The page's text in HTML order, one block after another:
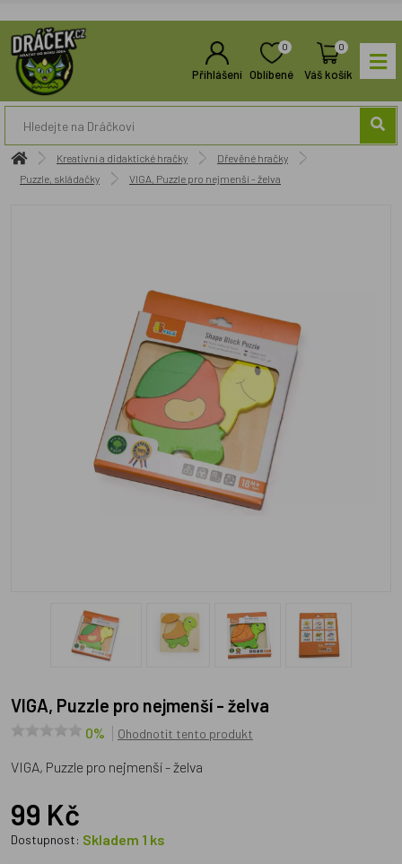
Přihlášení
0
Oblíbené
0
Váš košík
Kreativní a didaktické hračky
Dřevěné hračky
Puzzle, skládačky
VIGA, Puzzle pro nejmenší - želva
VIGA, Puzzle pro nejmenší - želva
0% Ohodnotit tento produkt
VIGA, Puzzle pro nejmenší - želva
99 Kč
Dostupnost: Skladem 1 ks